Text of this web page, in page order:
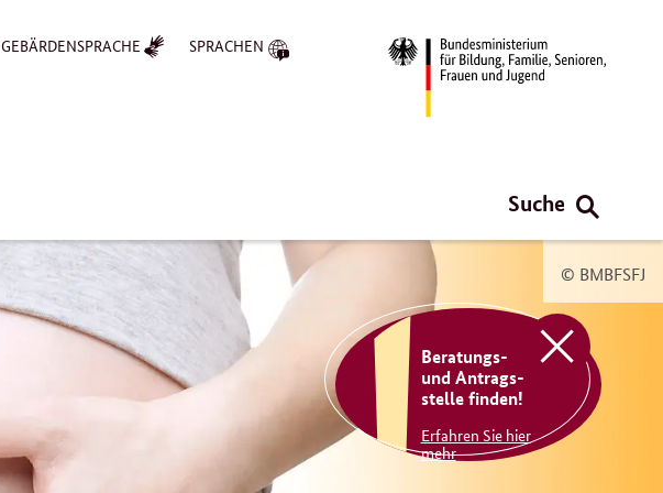
GEBÄRDENSPRACHE SPRACHEN
Suche
Beratungs-
und Antrags-
stelle finden!
Erfahren Sie hier
mehr
Schließen
© BMBFSFJ